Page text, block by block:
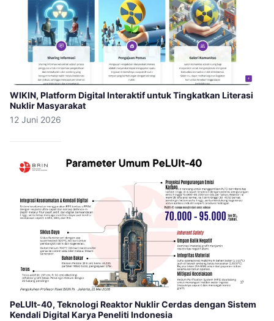
WIKIN, Platform Digital Interaktif untuk Tingkatkan Literasi
Nuklir Masyarakat
12 Juni 2026
PeLUIt-40, Teknologi Reaktor Nuklir Cerdas dengan Sistem
Kendali Digital Karya Peneliti Indonesia